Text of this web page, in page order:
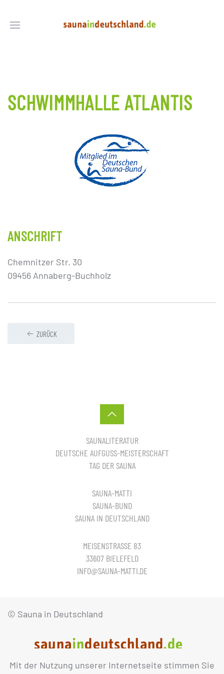
Mit der Nutzung unserer Internetseite stimmen Sie
SCHWIMMHALLE ATLANTIS
ANSCHRIFT
Chemnitzer Str. 30
09456 Annaberg-Buchholz
ZURÜCK
SAUNALITERATUR
DEUTSCHE AUFGUSS-MEISTERSCHAFT
TAG DER SAUNA
SAUNA-MATTI
SAUNA-BUND
SAUNA IN DEUTSCHLAND
MEISENSTRASSE 83
33607 BIELEFELD
INFO@SAUNA-MATTI.DE
© Sauna in Deutschland